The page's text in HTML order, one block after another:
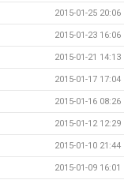
2015-01-25 20:06
2015-01-23 16:06
2015-01-21 14:13
2015-01-17 17:04
2015-01-16 08:26
2015-01-12 12:29
2015-01-10 21:44
2015-01-09 16:01